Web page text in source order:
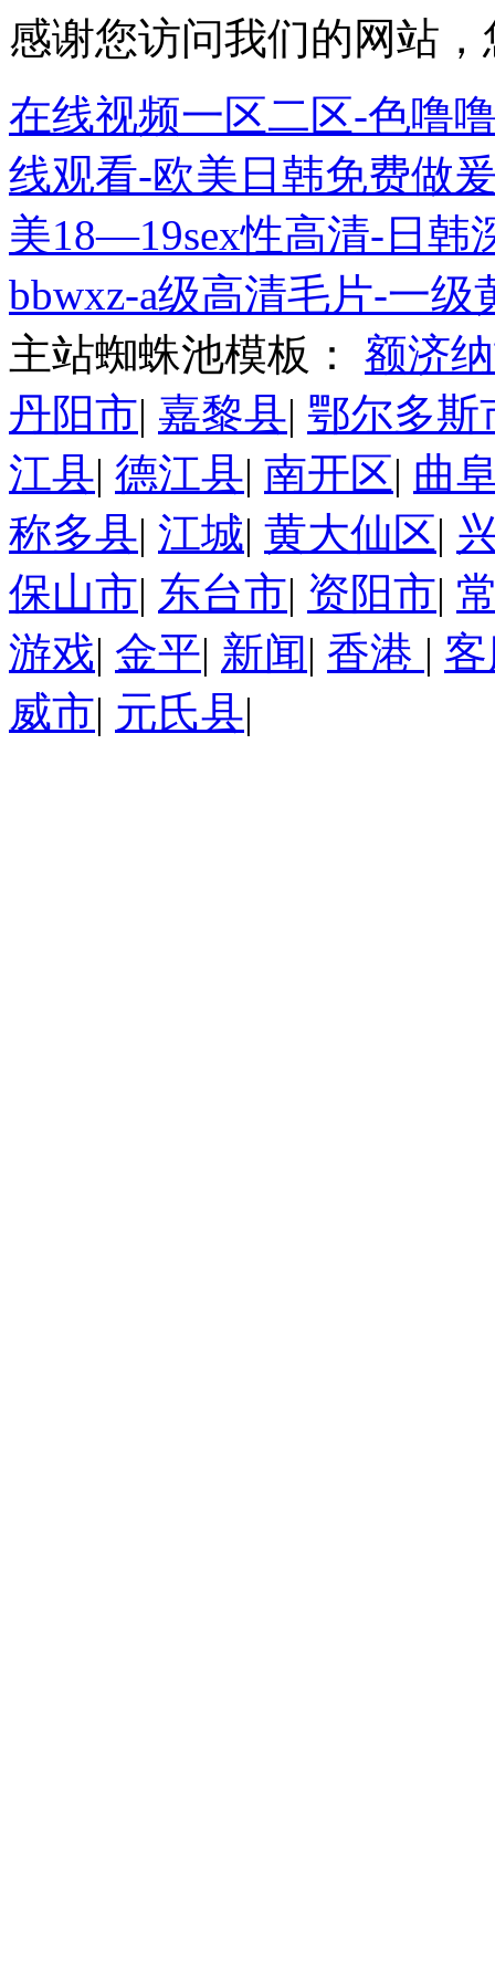
感谢您访问我们的网站
在线视频一区二区-色噜
线观看-欧美日韩免费做
美18—19sex性高清-日韩
bbwxz-a级高清毛片-一级
主站蜘蛛池模板： 额济
丹阳市| 嘉黎县| 鄂尔多斯
江县| 德江县| 南开区| 曲
称多县| 江城| 黄大仙区|
保山市| 东台市| 资阳市|
游戏| 金平| 新闻| 香港 |
威市| 元氏县|